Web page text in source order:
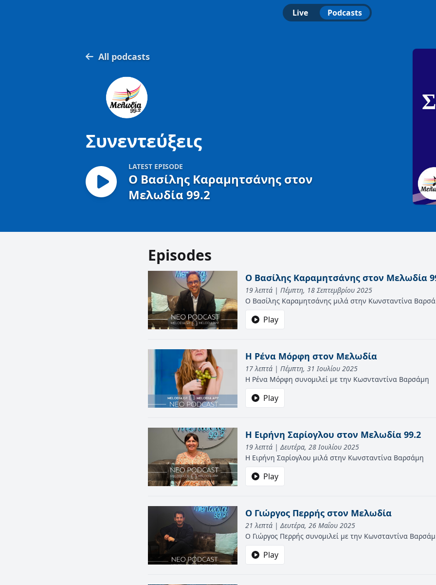
Live Podcasts
All podcasts
Συνεντεύξεις
LATEST EPISODE
Ο Βασίλης Καραμητσάνης στον
Μελωδία 99.2
Episodes
Ο Βασίλης Καραμητσάνης στον Μελωδία
19 λεπτά | Πέμπτη, 18 Σεπτεμβρίου 2025
Ο Βασίλης Καραμητσάνης μιλά στην Κωνσταντίνα
Play
H Ρένα Μόρφη στον Μελωδία
17 λεπτά | Πέμπτη, 31 Ιουλίου 2025
Η Ρένα Μόρφη συνομιλεί με την Κωσνταντίνα Βαρσάμη
Play
Η Ειρήνη Σαρίογλου στον Μελωδία 99.2
19 λεπτά | Δευτέρα, 28 Ιουλίου 2025
Η Ειρήνη Σαρίογλου μιλά στην Κωνσταντίνα Βαρσάμη
Play
Ο Γιώργος Περρής στον Μελωδία
21 λεπτά | Δευτέρα, 26 Μαΐου 2025
Ο Γιώργος Περρής συνομιλεί με την Κωνσταντίνα
Play